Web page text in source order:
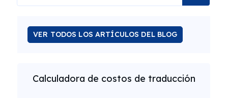
VER TODOS LOS ARTÍCULOS DEL BLOG
Calculadora de costos de traducción